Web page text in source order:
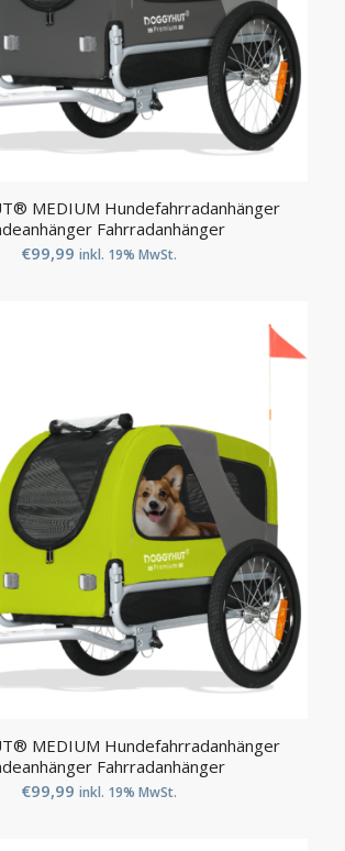
MEDIUM Hundefahrradanhänger
Fahrradanhänger
€99,99 inkl. 19% MwSt.
MEDIUM Hundefahrradanhänger
Fahrradanhänger
€99,99 inkl. 19% MwSt.